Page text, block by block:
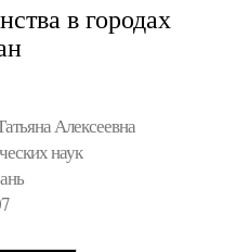
в городах
Алексеевна
наук